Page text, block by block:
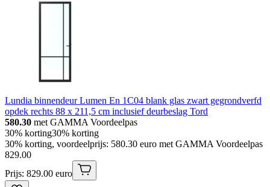
Lundia binnendeur Lumen En 1C04 blank glas zwart gegrondverfd
opdek rechts 88 x 211,5 cm inclusief deurbeslag Tord
580.30 met GAMMA Voordeelpas
30% korting30% korting
30% korting, voordeelprijs: 580.30 euro met GAMMA Voordeelpas
829.00
Prijs: 829.00 euro